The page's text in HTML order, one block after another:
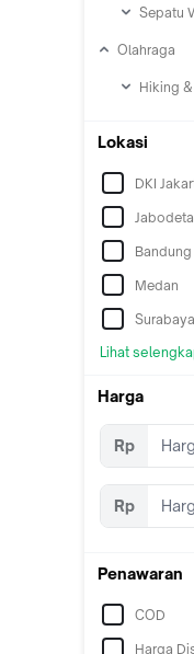
Sepatu
Olahraga
Hiking
Lokasi
DKI
Bandung
Medan
Surabaya
Lihat
Harga
Rp
Rp
Penawaran
COD
Harga